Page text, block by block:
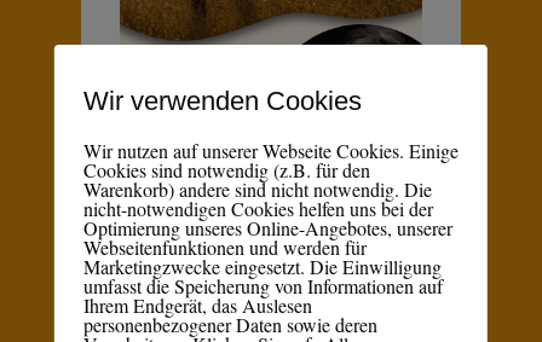
Einfach ausfüllen und
deinen gratis Guide
erhalten!
Wir verwenden Cookies
Wir nutzen auf unserer Webseite Cookies. Einige
Cookies sind notwendig (z.B. für den
Warenkorb) andere sind nicht notwendig. Die
nicht-notwendigen Cookies helfen uns bei der
Optimierung unseres Online-Angebotes, unserer
Webseitenfunktionen und werden für
Marketingzwecke eingesetzt. Die Einwilligung
umfasst die Speicherung von Informationen auf
Ihrem Endgerät, das Auslesen
personenbezogener Daten sowie deren